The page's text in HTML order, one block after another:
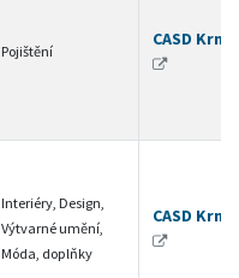
Pojištění
CASD
Interiéry, Design,
Výtvarné umění,
Móda, doplňky
CASD